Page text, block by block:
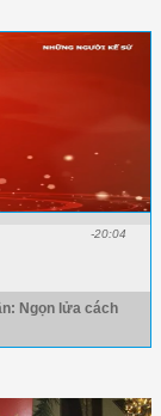
-20:04
Ngọn lửa cách